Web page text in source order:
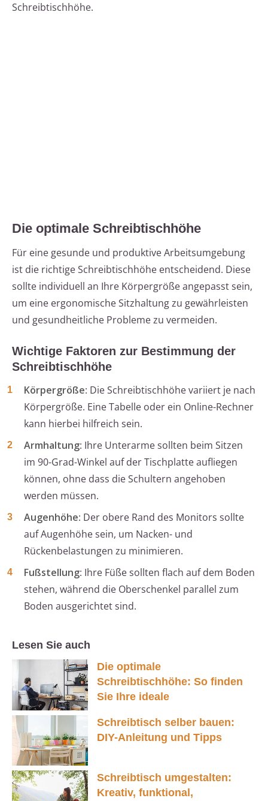
Schreibtischhöhe.
Die optimale Schreibtischhöhe
Für eine gesunde und produktive Arbeitsumgebung
ist die richtige Schreibtischhöhe entscheidend. Diese
sollte individuell an Ihre Körpergröße angepasst sein,
um eine ergonomische Sitzhaltung zu gewährleisten
und gesundheitliche Probleme zu vermeiden.
Wichtige Faktoren zur Bestimmung der
Schreibtischhöhe
Körpergröße: Die Schreibtischhöhe variiert je nach
Körpergröße. Eine Tabelle oder ein Online-Rechner
kann hierbei hilfreich sein.
Armhaltung: Ihre Unterarme sollten beim Sitzen
im 90-Grad-Winkel auf der Tischplatte aufliegen
können, ohne dass die Schultern angehoben
werden müssen.
Augenhöhe: Der obere Rand des Monitors sollte
auf Augenhöhe sein, um Nacken- und
Rückenbelastungen zu minimieren.
Fußstellung: Ihre Füße sollten flach auf dem Boden
stehen, während die Oberschenkel parallel zum
Boden ausgerichtet sind.
Lesen Sie auch
Die optimale
Schreibtischhöhe: So finden
Sie Ihre ideale
Schreibtisch selber bauen:
DIY-Anleitung und Tipps
Schreibtisch umgestalten:
Kreativ, funktional,